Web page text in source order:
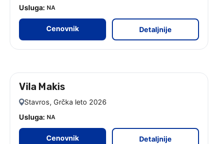
Usluga: NA
Cenovnik Detaljnije
Vila Makis
Stavros, Grčka leto 2026
Usluga: NA
Cenovnik Detaljnije